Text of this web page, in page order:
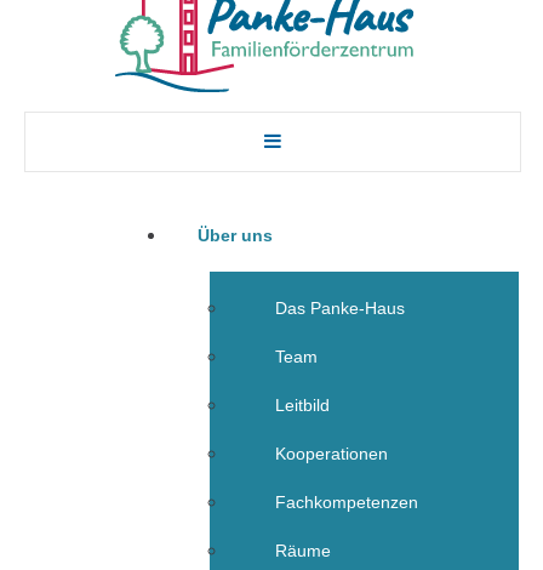
Über uns
Das Panke-Haus
Team
Leitbild
Kooperationen
Fachkompetenzen
Räume